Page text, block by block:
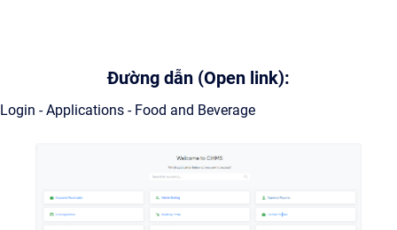
Đường dẫn (Open link):
Login - Applications - Food and Beverage